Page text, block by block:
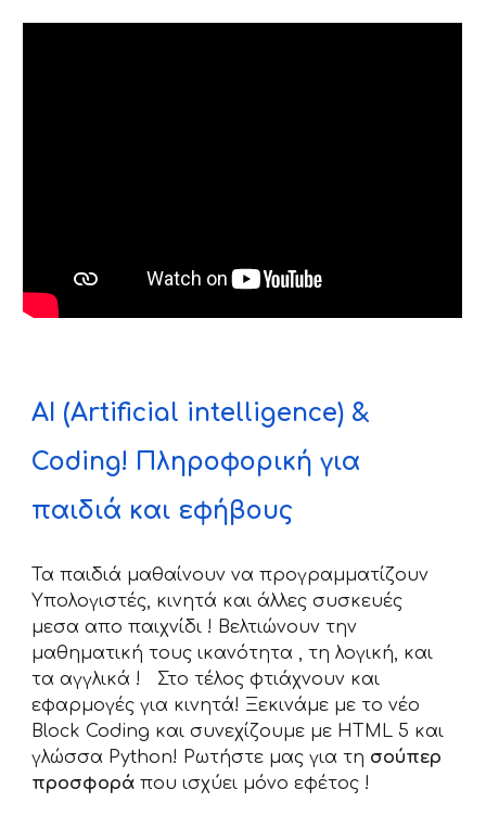
AI (Artificial intelligence) &
Coding! Πληροφορική για
παιδιά και εφήβους
Τα παιδιά μαθαίνουν να προγραμματίζουν
Υπολογιστές, κινητά και άλλες συσκευές
μεσα απο παιχνίδι ! Βελτιώνουν την
μαθηματική τους ικανότητα , τη λογική, και
τα αγγλικά ! Στο τέλος φτιάχνουν και
εφαρμογές για κινητά! Ξεκινάμε με το νέο
Block Coding και συνεχίζουμε με HTML 5 και
γλώσσα Python! Ρωτήστε μας για τη σούπερ
προσφοράπου ισχύει μόνο εφέτος !